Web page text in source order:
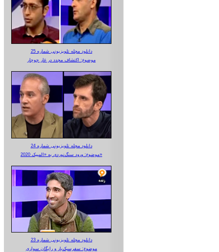
دانلود مجله تلویزیونی شماره 25
موضوع: اکتشاف مجدد در غار جوجار
دانلود مجله تلویزیونی شماره 24
موضوع: ورود سنگ‌نوردی به «المپیک 2020»
دانلود مجله تلویزیونی شماره 23
موضوع: سفرسبک‌بار و رایگان سواری